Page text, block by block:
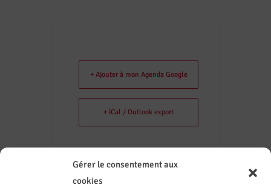
Gérer le consentement aux
cookies
+ Ajouter à mon Agenda Google
+ iCal / Outlook export